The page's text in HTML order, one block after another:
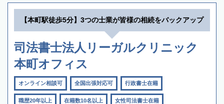
【本町駅徒歩5分】3つの士業が皆様の相続をバックアップ
司法書士法人リーガルクリニック
本町オフィス
オンライン相談可 全国出張対応可 行政書士在籍
職歴20年以上 在籍数10名以上 女性司法書士在籍